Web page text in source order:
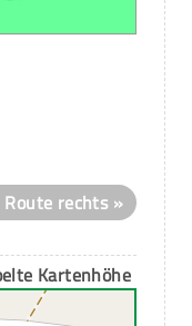
Route rechts »
Kartenhöhe